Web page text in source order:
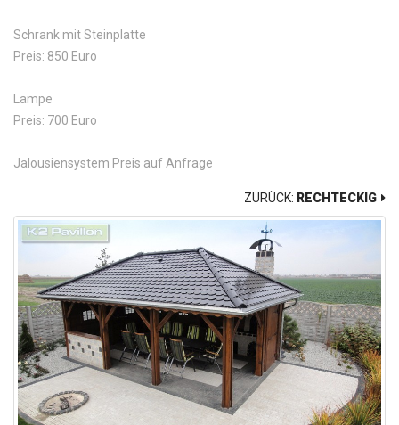
Schrank mit Steinplatte
Preis: 850 Euro
Lampe
Preis: 700 Euro
Jalousiensystem Preis auf Anfrage
ZURÜCK: RECHTECKIG